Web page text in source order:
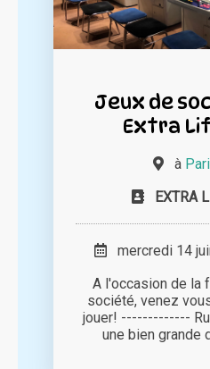
Jeux de
Extra
à
EXTRA
mercredi 14
A l'occasion de la
société, venez
jouer! -------------
une bien grande